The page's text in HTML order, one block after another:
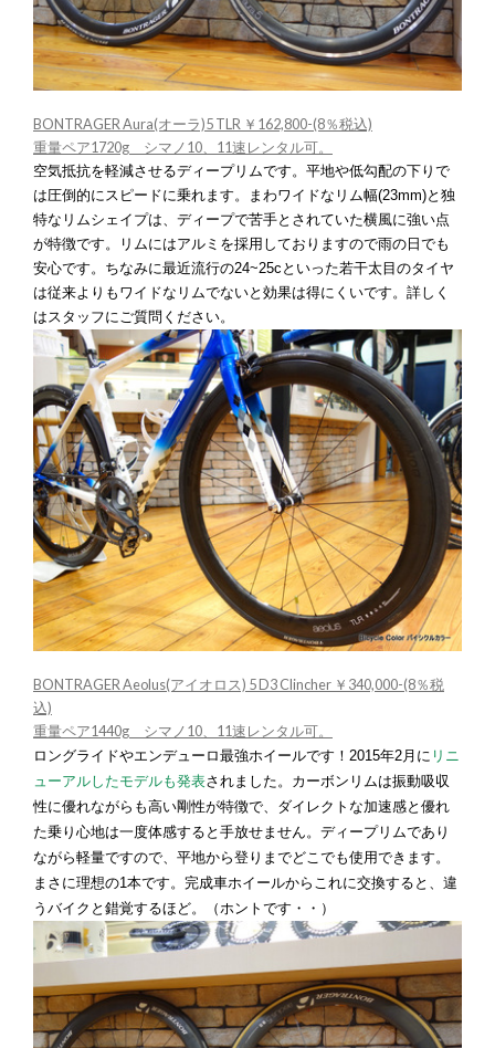
BONTRAGER Aura(オーラ)5 TLR ￥162,800-(8％税込)
重量ペア1720g シマノ10、11速レンタル可。
空気抵抗を軽減させるディープリムです。平地や低勾配の下りで
は圧倒的にスピードに乗れます。まわワイドなリム幅(23mm)と独
特なリムシェイプは、ディープで苦手とされていた横風に強い点
が特徴です。リムにはアルミを採用しておりますので雨の日でも
安心です。ちなみに最近流行の24~25cといった若干太目のタイヤ
は従来よりもワイドなリムでないと効果は得にくいです。詳しく
はスタッフにご質問ください。
BONTRAGER Aeolus(アイオロス) 5 D3 Clincher ￥340,000-(8％税
込)
重量ペア1440g シマノ10、11速レンタル可。
ロングライドやエンデューロ最強ホイールです！2015年2月に リニ
ューアルしたモデルも発表されました。カーボンリムは振動吸収
性に優れながらも高い剛性が特徴で、ダイレクトな加速感と優れ
た乗り心地は一度体感すると手放せません。ディープリムであり
ながら軽量ですので、平地から登りまでどこでも使用できます。
まさに理想の1本です。完成車ホイールからこれに交換すると、違
うバイクと錯覚するほど。（ホントです・・）